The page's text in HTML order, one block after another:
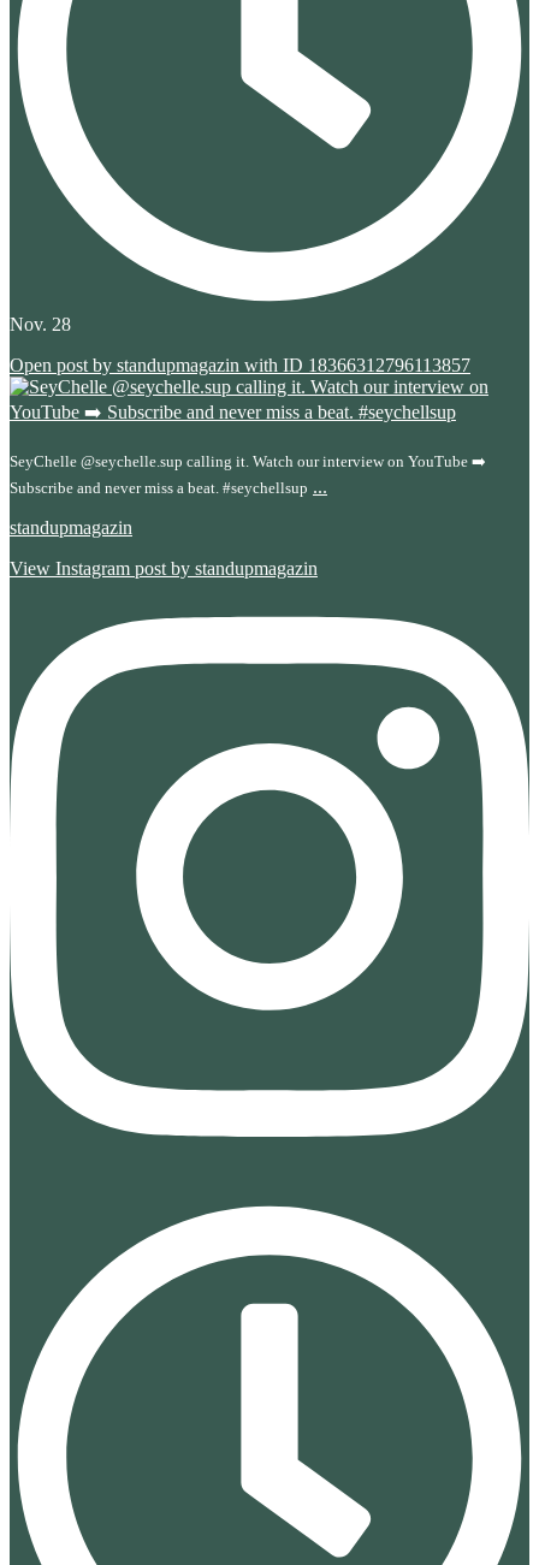
Nov. 28
Open post by standupmagazin with ID 18366312796113857
SeyChelle @seychelle.sup calling it. Watch our interview on YouTube ➡️
Subscribe and never miss a beat. #seychellsup ...
standupmagazin
View Instagram post by standupmagazin